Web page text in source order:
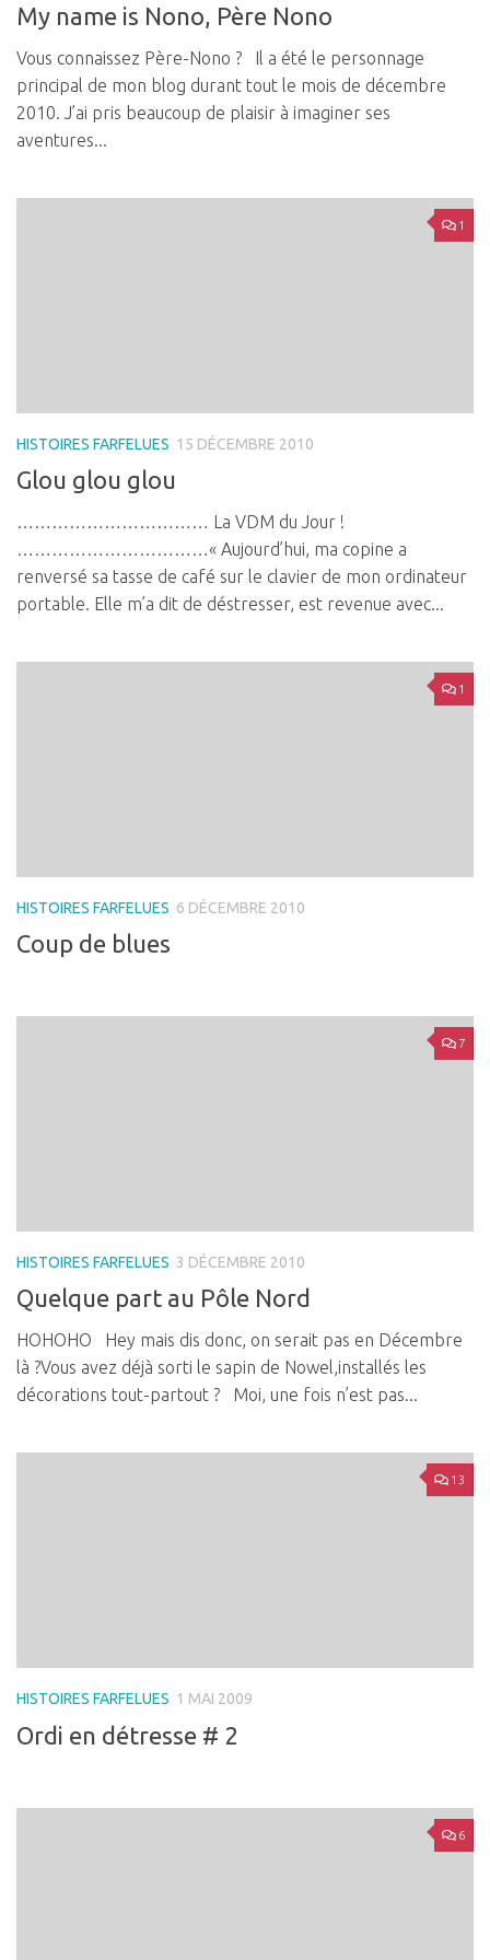
My name is Nono, Père Nono
Vous connaissez Père-Nono ? Il a été le personnage
principal de mon blog durant tout le mois de décembre
2010. J’ai pris beaucoup de plaisir à imaginer ses
aventures...
1
HISTOIRES FARFELUES 15 DÉCEMBRE 2010
Glou glou glou
…………………………… La VDM du Jour !
……………………………« Aujourd’hui, ma copine a
renversé sa tasse de café sur le clavier de mon ordinateur
portable. Elle m’a dit de déstresser, est revenue avec...
1
HISTOIRES FARFELUES 6 DÉCEMBRE 2010
Coup de blues
7
HISTOIRES FARFELUES 3 DÉCEMBRE 2010
Quelque part au Pôle Nord
HOHOHO Hey mais dis donc, on serait pas en Décembre
là ?Vous avez déjà sorti le sapin de Nowel,installés les
décorations tout-partout ? Moi, une fois n’est pas...
13
HISTOIRES FARFELUES 1 MAI 2009
Ordi en détresse # 2
6